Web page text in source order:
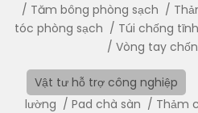
Tăm bông phòng sạch
tóc phòng sạch
Túi chống
Vòng tay
Vật tư hỗ trợ công nghiệp
lường
Pad chà sàn Thảm